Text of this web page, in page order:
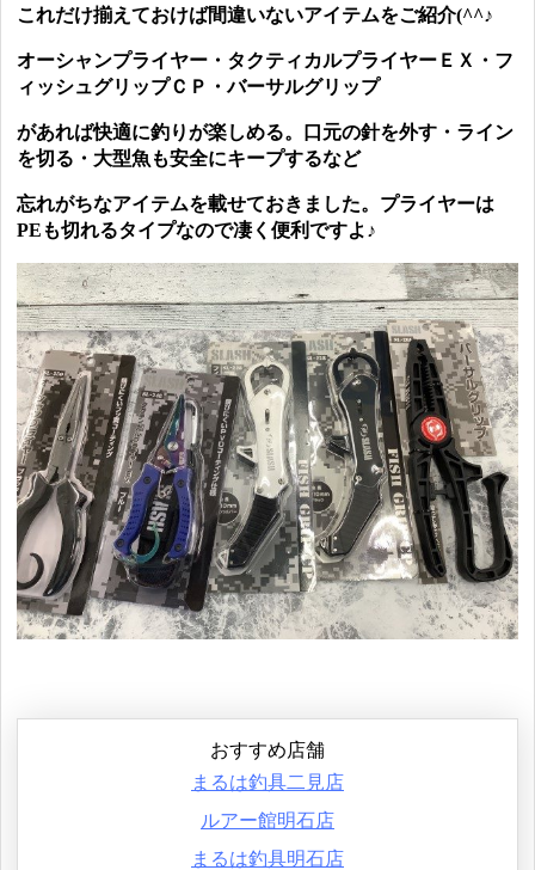
これだけ揃えておけば間違いないアイテムをご紹介(^^♪
オーシャンプライヤー・タクティカルプライヤーＥＸ・フ
ィッシュグリップＣＰ・バーサルグリップ
があれば快適に釣りが楽しめる。口元の針を外す・ライン
を切る・大型魚も安全にキープするなど
忘れがちなアイテムを載せておきました。プライヤーは
PEも切れるタイプなので凄く便利ですよ♪
おすすめ店舗
まるは釣具二見店
ルアー館明石店
まるは釣具明石店